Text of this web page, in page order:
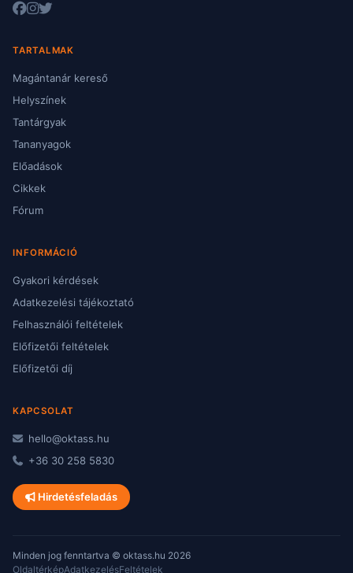
TARTALMAK
Magántanár kereső
Helyszínek
Tantárgyak
Tananyagok
Előadások
Cikkek
Fórum
INFORMÁCIÓ
Gyakori kérdések
Adatkezelési tájékoztató
Felhasználói feltételek
Előfizetői feltételek
Előfizetői díj
KAPCSOLAT
hello@oktass.hu
+36 30 258 5830
Hirdetésfeladás
Minden jog fenntartva © oktass.hu 2026
OldaltérképAdatkezelésFeltételek